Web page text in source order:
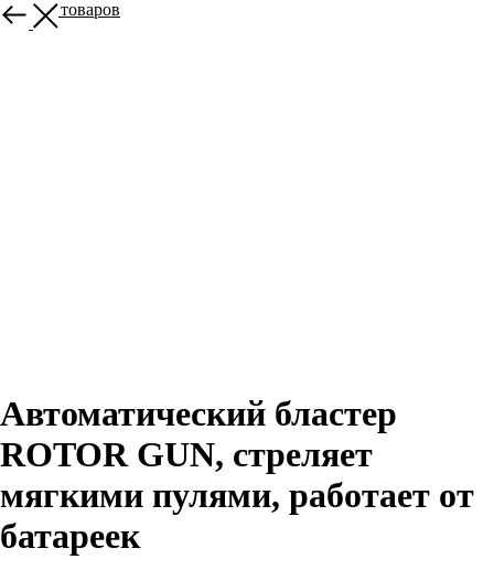
Больше товаров
Автоматический бластер
ROTOR GUN, стреляет
мягкими пулями, работает от
батареек